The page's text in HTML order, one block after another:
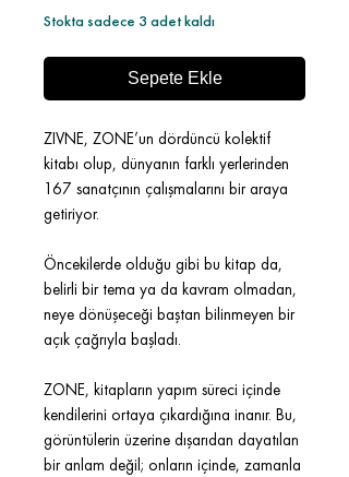
Stokta sadece 3 adet kaldı
Sepete Ekle
ZIVNE, ZONE’un dördüncü kolektif
kitabı olup, dünyanın farklı yerlerinden
167 sanatçının çalışmalarını bir araya
getiriyor.
Öncekilerde olduğu gibi bu kitap da,
belirli bir tema ya da kavram olmadan,
neye dönüşeceği baştan bilinmeyen bir
açık çağrıyla başladı.
ZONE, kitapların yapım süreci içinde
kendilerini ortaya çıkardığına inanır. Bu,
görüntülerin üzerine dışarıdan dayatılan
bir anlam değil; onların içinde, zamanla